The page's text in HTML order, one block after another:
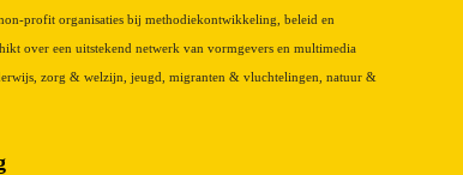
profit organisaties bij methodiekontwikkeling, beleid en
over een uitstekend netwerk van vormgevers en multimedia
zorg & welzijn, jeugd, migranten & vluchtelingen, natuur &